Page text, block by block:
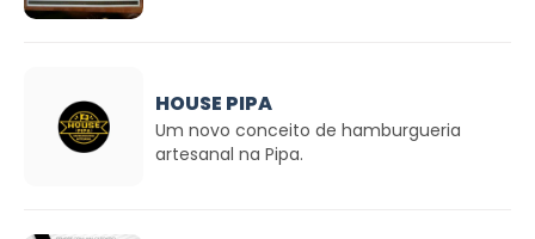
HOUSE PIPA
Um novo conceito de hamburgueria
artesanal na Pipa.